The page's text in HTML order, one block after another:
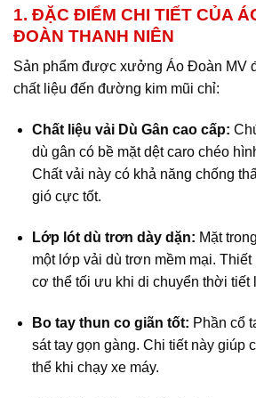
1. ĐẶC ĐIỂM CHI TIẾT CỦA
ĐOÀN THANH NIÊN
Sản phẩm được xưởng Áo Đoàn MV
chất liệu đến đường kim mũi chỉ:
Chất liệu vải Dù Gân cao cấp:
dù gân có bề mặt dệt caro chéo
Chất vải này có khả năng chống
gió cực tốt.
Lớp lót dù trơn dày dặn: Mặt
một lớp vải dù trơn mềm mại.
cơ thể tối ưu khi di chuyển thời tiết
Bo tay thun co giãn tốt: Phần cổ
sát tay gọn gàng. Chi tiết này giúp
thể khi chạy xe máy.